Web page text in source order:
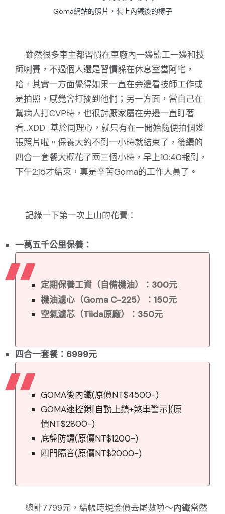
Goma網站的照片，裝上內鐵後的樣子
雖然很多車主都習慣在車廠內一邊監工一邊和技
師喇賽，不過個人還是習慣躲在休息室當阿宅，
哈。其實一方面覺得如果一直在旁邊看技師工作或
是拍照，感覺會打擾到他們；另一方面，當自己在
幫病人打CVP時，也很討厭家屬在旁邊一直盯著
看...XDD 基於同理心，就只有在一開始隨便拍個幾
張照片啦。保養大約不到一小時就結束了，後續的
四合一套餐大概花了兩三個小時，早上10:40報到，
下午2:15才結束，真是辛苦Goma的工作人員了。
記錄一下第一次上山的花費：
一萬五千公里保養：
定期保養工資（自備機油）：300元
機油濾心（Goma C-225）：150元
空氣濾芯（Tiida原廠）：350元
四合一套餐：6999元
GOMA後內鐵(原價NT$4500-)
GOMA速控鎖[自動上鎖+煞車警示](原
價NT$2800-)
底盤防鏽(原價NT$1200-)
四門隔音(原價NT$2000-)
總計7799元，結帳時現金價去尾數啦～內鐵當然